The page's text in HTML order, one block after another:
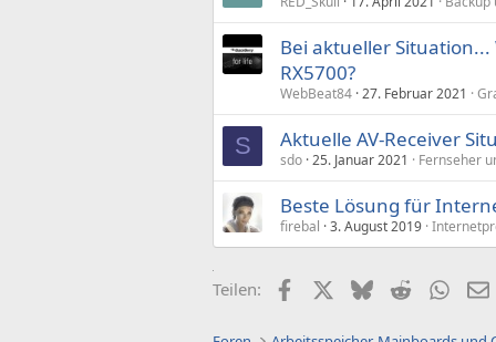
Bei aktueller
RX5700?
WebBeat84 27. Februar 2021
S Aktuelle AV-Receiver
sdo 25. Januar 2021 Fernseher
Beste Lösung für
firebal 3. August 2019
Teilen: FacebookX (Twitter)
BlueskyReddit